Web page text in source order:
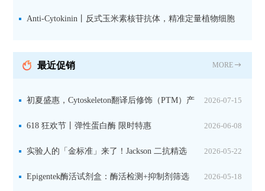
活细胞实验
Anti-Cytokinin丨反式玉米素核苷抗体，精准定量植物细胞
最近促销 MORE
2026-07-15
初夏盛惠，Cytoskeleton翻译后修饰（PTM）产
品线放价啦！ 2026-06-08
618 狂欢节丨弹性蛋白酶 限时特惠
2026-05-22
实验人的「金标准」来了！Jackson 二抗精选
限时一口价，手慢无！ 2026-05-18
Epigentek酶活试剂盒：酶活检测+抑制剂筛选